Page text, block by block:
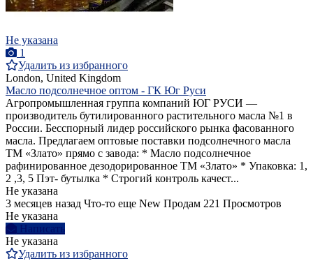
Не указана
1
Удалить из избранного
London, United Kingdom
Масло подсолнечное оптом - ГК Юг Руси
Агропромышленная группа компаний ЮГ РУСИ —
производитель бутилированного растительного масла №1 в
России. Бесспорный лидер российского рынка фасованного
масла. Предлагаем оптовые поставки подсолнечного масла
ТМ «Злато» прямо с завода: * Масло подсолнечное
рафинированное дезодорированное ТМ «Злато» * Упаковка: 1,
2 ,3, 5 Пэт- бутылка * Строгий контроль качест...
Не указана
3 месяцев назад Что-то еще New Продам 221 Просмотров
Не указана
Написать
Не указана
Удалить из избранного